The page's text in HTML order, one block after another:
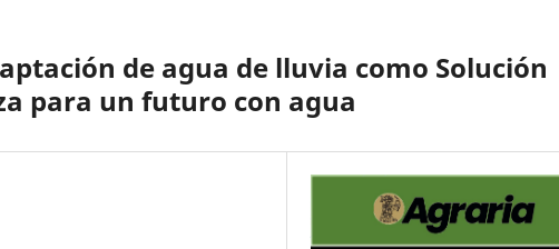
de agua de lluvia como Solución
para un futuro con agua